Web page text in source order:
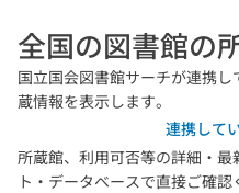
全国の図書館の
国立国会図書館サーチが連携
蔵情報を表示します。
連携して
所蔵館、利用可否等の詳細・
ト・データベースで直接ご確